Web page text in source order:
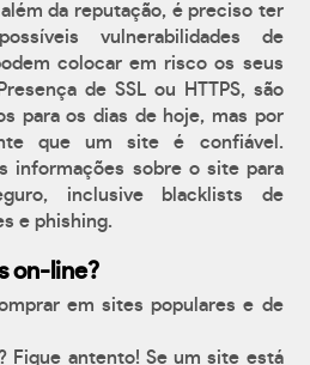
além da reputação, é preciso ter
vulnerabilidades de
colocar em risco os seus
de SSL ou HTTPS, são
para os dias de hoje, mas por
que um site é confiável.
informações sobre o site para
inclusive blacklists de
e phishing.
on-line?
em sites populares e de
Fique antento! Se um site está